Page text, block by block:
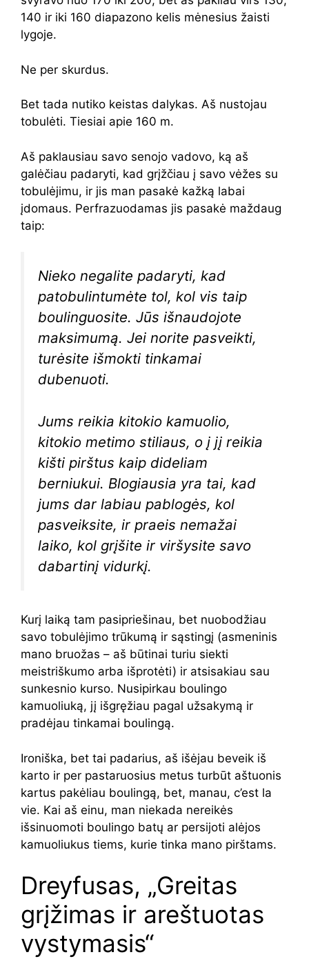
140 ir iki 160 diapazono kelis mėnesius žaisti
lygoje.
Ne per skurdus.
Bet tada nutiko keistas dalykas. Aš nustojau
tobulėti. Tiesiai apie 160 m.
Aš paklausiau savo senojo vadovo, ką aš
galėčiau padaryti, kad grįžčiau į savo vėžes su
tobulėjimu, ir jis man pasakė kažką labai
įdomaus. Perfrazuodamas jis pasakė maždaug
taip:
Nieko negalite padaryti, kad
patobulintumėte tol, kol vis taip
boulinguosite. Jūs išnaudojote
maksimumą. Jei norite pasveikti,
turėsite išmokti tinkamai
dubenuoti.
Jums reikia kitokio kamuolio,
kitokio metimo stiliaus, o į jį reikia
kišti pirštus kaip dideliam
berniukui. Blogiausia yra tai, kad
jums dar labiau pablogės, kol
pasveiksite, ir praeis nemažai
laiko, kol grįšite ir viršysite savo
dabartinį vidurkį.
Kurį laiką tam pasipriešinau, bet nuobodžiau
savo tobulėjimo trūkumą ir sąstingį (asmeninis
mano bruožas – aš būtinai turiu siekti
meistriškumo arba išprotėti) ir atsisakiau sau
sunkesnio kurso. Nusipirkau boulingo
kamuoliuką, jį išgręžiau pagal užsakymą ir
pradėjau tinkamai boulingą.
Ironiška, bet tai padarius, aš išėjau beveik iš
karto ir per pastaruosius metus turbūt aštuonis
kartus pakėliau boulingą, bet, manau, c’est la
vie. Kai aš einu, man niekada nereikės
išsinuomoti boulingo batų ar persijoti alėjos
kamuoliukus tiems, kurie tinka mano pirštams.
Dreyfusas, „Greitas
grįžimas ir areštuotas
vystymasis“